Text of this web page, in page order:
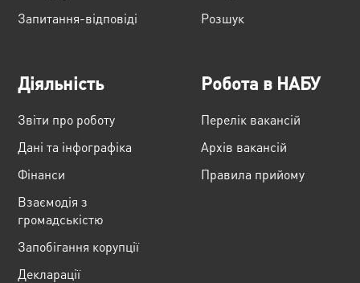
Запитання-відповіді
Розшук
Діяльність
Звіти про роботу
Дані та інфографіка
Фінанси
Взаємодія з
громадськістю
Запобігання корупції
Декларації
Робота в НАБУ
Перелік вакансій
Архів вакансій
Правила прийому